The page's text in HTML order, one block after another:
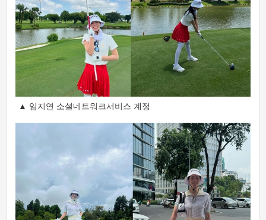
▲ 임지연 소셜네트워크서비스 계정